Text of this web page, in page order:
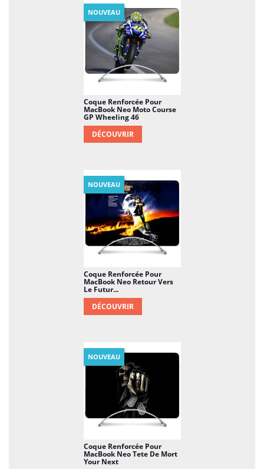
Coque Renforcée Pour
MacBook Neo Moto Course
GP Wheeling 46
DÉCOUVRIR
NOUVEAU
Coque Renforcée Pour
MacBook Neo Retour Vers
Le Futur...
DÉCOUVRIR
NOUVEAU
Coque Renforcée Pour
MacBook Neo Tete De Mort
Your Next
NOUVEAU